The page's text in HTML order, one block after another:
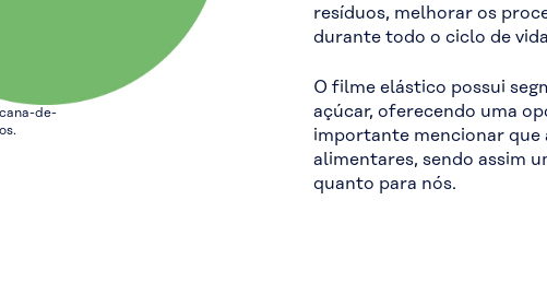
de-
resíduos, melhorar os
durante todo o ciclo de
O filme elástico possui
açúcar, oferecendo uma
importante mencionar que
alimentares, sendo assim
quanto para nós.